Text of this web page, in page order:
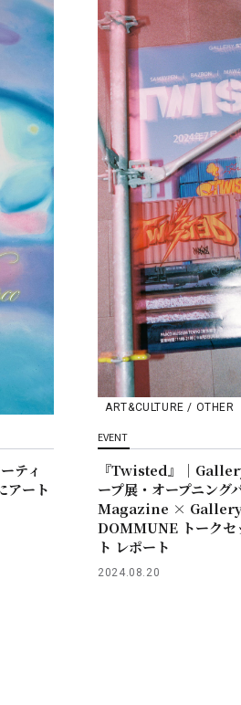
ティ
アート
ART&CULTURE / OTHER
EVENT
『Twisted』｜
ープ展・オープニン
Magazine × Gallery
DOMMUNE トークセ
ト レポート
2024.08.20